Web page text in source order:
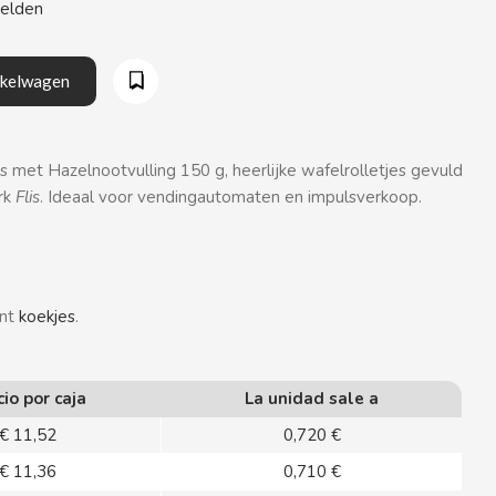
met Hazelnootvulling 150 g, heerlijke wafelrolletjes gevuld
Flis. Ideaal voor vendingautomaten en impulsverkoop.
koekjes.
por caja
La unidad sale a
€ 11,52
0,720 €
€ 11,36
0,710 €